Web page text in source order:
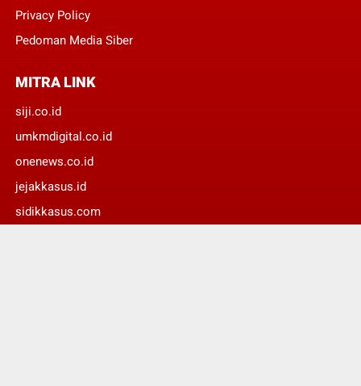
Privacy Policy
Pedoman Media Siber
MITRA LINK
siji.co.id
umkmdigital.co.id
onenews.co.id
jejakkasus.id
sidikkasus.com